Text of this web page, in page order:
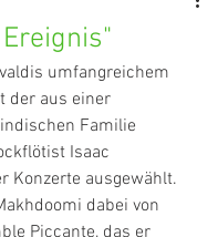
umfangreichem
der aus einer
Familie
Isaac
Konzerte ausgewählt.
dabei von
Piccante, das er